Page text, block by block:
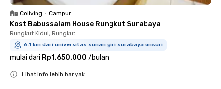
Coliving • Campur
Kost Babussalam House Rungkut Surabaya
Rungkut Kidul, Rungkut
6.1 km dari universitas sunan giri surabaya unsuri
mulai dari Rp1.650.000 /bulan
Lihat info lebih banyak